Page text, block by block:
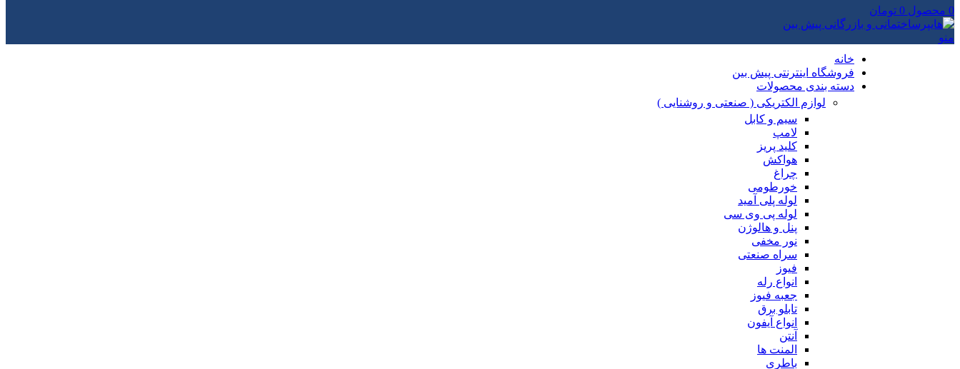
0 محصول 0 تومان
منو
خانه
فروشگاه اینترنتی پیش بین
دسته بندی محصولات
لوازم الکتریکی ( صنعتی و روشنایی )
سیم و کابل
لامپ
کلید پریز
هواکش
چراغ
خورطومی
لوله پلی آمید
لوله پی وی سی
پنل و هالوژن
نور مخفی
سراه صنعتی
فیوز
انواع رله
جعبه فیوز
تابلو برق
انواع آیفون
آنتن
المنت ها
باطری